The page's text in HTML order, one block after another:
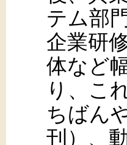
テム部
企業研
体など
り、こ
ちばん
刊）、